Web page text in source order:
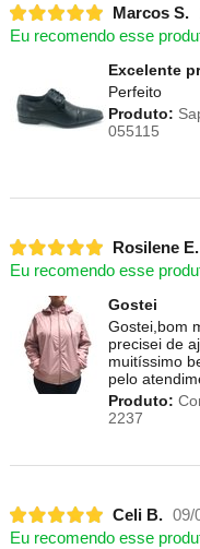
Marcos S.
Eu recomendo esse
Excelente
Perfeito
Produto:
055115
Rosilene E.
Eu recomendo esse
Gostei
Gostei,bom
precisei de
muitíssimo
pelo
Produto:
2237
Celi B. 09/
Eu recomendo esse